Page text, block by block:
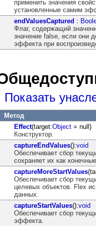
применить значения
установленные самим
endValuesCaptured :
Флаг, содержащий
значение false, если они
эффекта при
Показать
Метод
Effect(target:Object = null)
Конструктор.
captureEndValues():void
Обеспечивает сбор
сохраняет их как
captureMoreStartValues
Обеспечивает сбор
целевых объектов. Flex
данных.
captureStartValues():void
Обеспечивает сбор
эффекта.